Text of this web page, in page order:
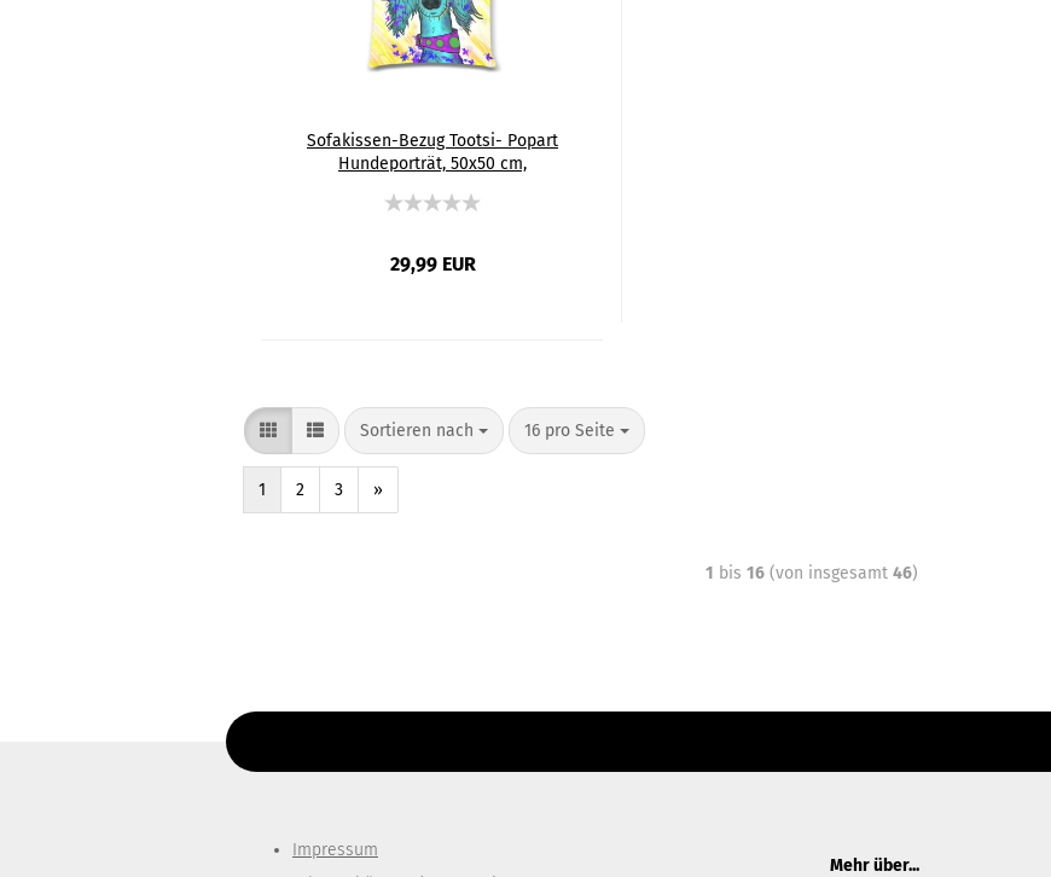
Sofakissen-Bezug Tootsi- Popart
Hundeporträt, 50x50 cm,
bedruckt, waschbar
29,99 EUR
Sortieren nach 16 pro Seite
1 2 3 »
1 bis 16 (von insgesamt 46)
Impressum
Mehr über...